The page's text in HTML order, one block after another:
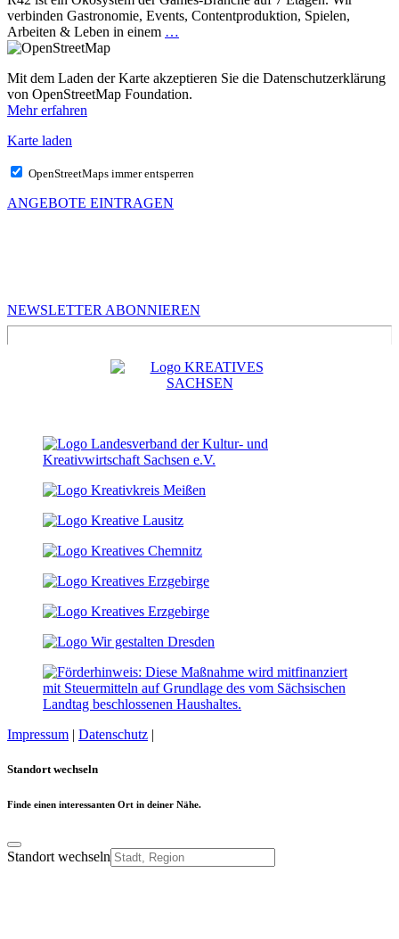
verbinden Gastronomie, Events, Contentproduktion, Spielen,
Arbeiten & Leben in einem …
Mit dem Laden der Karte akzeptieren Sie die Datenschutzerklärung
von OpenStreetMap Foundation.
Mehr erfahren
Karte laden
OpenStreetMaps immer entsperren
ANGEBOTE EINTRAGEN
NEWSLETTER ABONNIEREN
Impressum | Datenschutz |
Standort wechseln
Finde einen interessanten Ort in deiner Nähe.
Standort wechseln